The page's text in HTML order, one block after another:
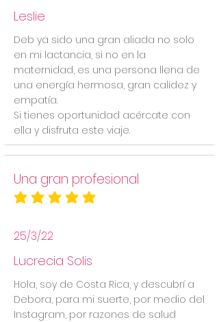
Leslie
Deb ya sido una gran aliada no solo
en mi lactancia, si no en la
maternidad, es una persona llena de
una energía hermosa, gran calidez y
empatía.
Si tienes oportunidad acércate con
ella y disfruta este viaje.
Una gran profesional
la calificación promedio es 5 de 5
25/3/22
Lucrecia Solis
Hola, soy de Costa Rica, y descubrí a
Debora, para mi suerte, por medio del
Instagram, por razones de salud